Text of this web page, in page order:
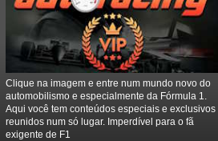
Clique na imagem e entre num mundo novo do
automobilismo e especialmente da Fórmula 1.
Aqui você tem conteúdos especiais e exclusivos
reunidos num só lugar. Imperdível para o fã
exigente de F1